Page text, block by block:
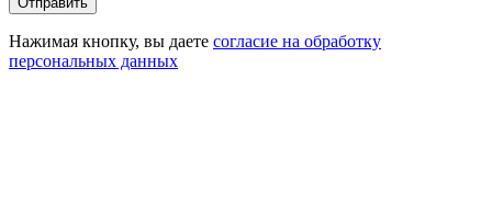
Нажимая кнопку, вы даете согласие на обработку
персональных данных